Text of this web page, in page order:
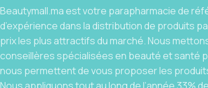
Beautymall.ma est votre parapharmacie de
d’expérience dans la distribution de produits
prix les plus attractifs du marché. Nous
conseillères spécialisées en beauté et santé
nous permettent de vous proposer les